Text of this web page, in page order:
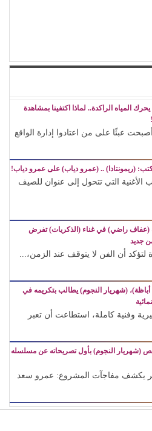
المياه الراكدة.. لماذا اكتفينا بمشاهدة
أصبحت عبئًا على من اعتادوا إدارة الواقع
(ريمونتادا) .. (عمرو دياب) على عمرو دياب!
الأغنية التي تتحول إلى عنوان للصيف
(عفاف راضي) في غناء (الذكريات) تفرض
جديد
لتؤكد أن الفن لا يتوقف عند الزمن،...
(شهريار النجوم) يطالب بتكريمه في
وفنية كاملة، استطاعت أن تعبر
(شهريار النجوم) بأول تصريحاته عن مسلسله
يكشف مفاجآت المشروع: عمرو سعد